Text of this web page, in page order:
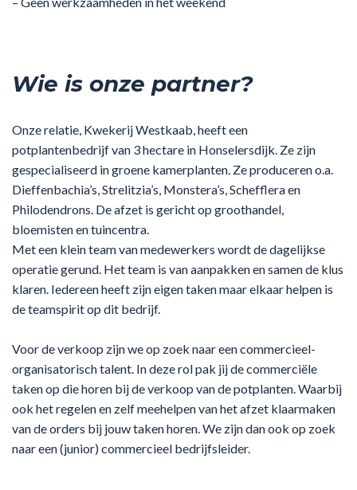
Wie is onze partner?
Onze relatie, Kwekerij Westkaab, heeft een
potplantenbedrijf van 3 hectare in Honselersdijk. Ze zijn
gespecialiseerd in groene kamerplanten. Ze produceren o.a.
Dieffenbachia’s, Strelitzia’s, Monstera’s, Schefflera en
Philodendrons. De afzet is gericht op groothandel,
bloemisten en tuincentra.
Met een klein team van medewerkers wordt de dagelijkse
operatie gerund. Het team is van aanpakken en samen de klus
klaren. Iedereen heeft zijn eigen taken maar elkaar helpen is
de teamspirit op dit bedrijf.
Voor de verkoop zijn we op zoek naar een commercieel-
organisatorisch talent. In deze rol pak jij de commerciële
taken op die horen bij de verkoop van de potplanten. Waarbij
ook het regelen en zelf meehelpen van het afzet klaarmaken
van de orders bij jouw taken horen. We zijn dan ook op zoek
naar een (junior) commercieel bedrijfsleider.